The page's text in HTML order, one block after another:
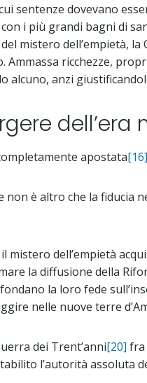
sentenze dovevano
i più grandi bagni di
mistero dell’empietà,
ricchezze,
anzi
dell’era
apostata[16]
non è altro che la fiducia
mistero dell’empietà
la diffusione della
la loro fede
nelle nuove terre
dei Trent’anni[20] fra
l’autorità assoluta